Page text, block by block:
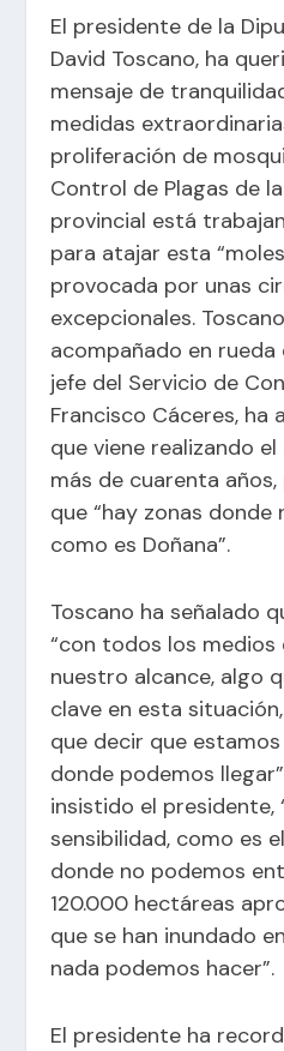
El presidente de la
David Toscano, ha
mensaje de
medidas
proliferación de
Control de Plagas de
provincial está
para atajar esta
provocada por unas
excepcionales.
acompañado en
jefe del Servicio de
Francisco Cáceres, ha
que viene realizando
más de cuarenta
que “hay zonas donde
como es Doñana”.
Toscano ha señalado
“con todos los medios
nuestro alcance, algo
clave en esta
que decir que
donde podemos
insistido el presidente,
sensibilidad, como es
donde no podemos
120.000 hectáreas
que se han inundado
nada podemos hacer”.
El presidente ha